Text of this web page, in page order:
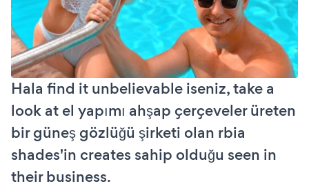
Hala find it unbelievable iseniz, take a
look at el yapımı ahşap çerçeveler üreten
bir güneş gözlüğü şirketi olan rbia
shades'in creates sahip olduğu seen in
their business.